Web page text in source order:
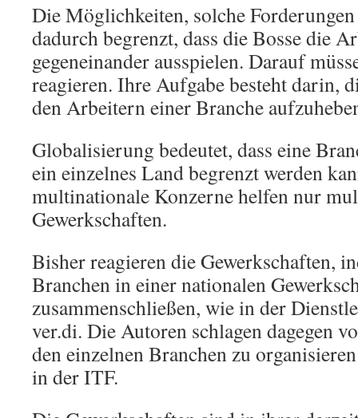
Die Möglichkeiten, solche
dadurch begrenzt, dass die Bosse die
gegeneinander ausspielen. Darauf
reagieren. Ihre Aufgabe besteht darin,
den Arbeitern einer Branche
Globalisierung bedeutet, dass eine
ein einzelnes Land begrenzt werden
multinationale Konzerne helfen nur
Gewerkschaften.
Bisher reagieren die Gewerkschaften,
Branchen in einer nationalen
zusammenschließen, wie in der
ver.di. Die Autoren schlagen dagegen
den einzelnen Branchen zu
in der ITF.